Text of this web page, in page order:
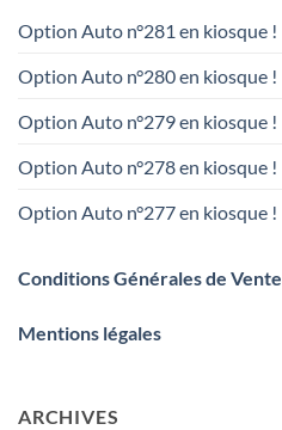
Option Auto n°281 en kiosque !
Option Auto n°280 en kiosque !
Option Auto n°279 en kiosque !
Option Auto n°278 en kiosque !
Option Auto n°277 en kiosque !
Conditions Générales de Vente
Mentions légales
ARCHIVES